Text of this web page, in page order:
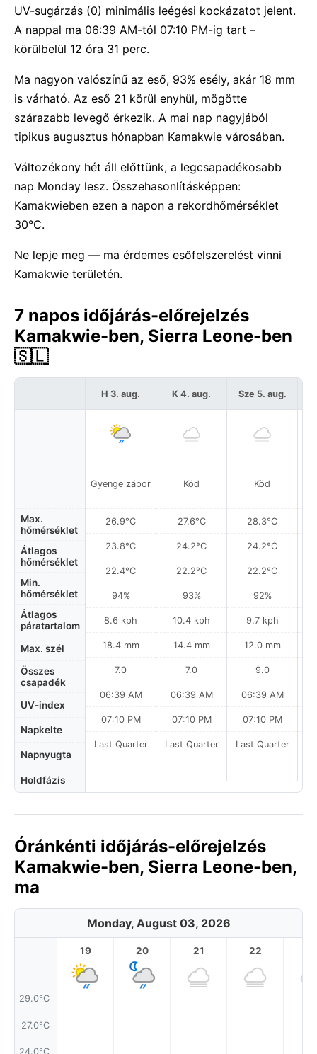
UV-sugárzás (0) minimális leégési kockázatot jelent.
A nappal ma 06:39 AM-tól 07:10 PM-ig tart –
körülbelül 12 óra 31 perc.
Ma nagyon valószínű az eső, 93% esély, akár 18 mm
is várható. Az eső 21 körül enyhül, mögötte
szárazabb levegő érkezik. A mai nap nagyjából
tipikus augusztus hónapban Kamakwie városában.
Változékony hét áll előttünk, a legcsapadékosabb
nap Monday lesz. Összehasonlításképpen:
Kamakwieben ezen a napon a rekordhőmérséklet
30°C.
Ne lepje meg — ma érdemes esőfelszerelést vinni
Kamakwie területén.
7 napos időjárás-előrejelzés
Kamakwie-ben, Sierra Leone-ben
🇸🇱
Max.
hőmérséklet
Átlagos
hőmérséklet
Min.
hőmérséklet
Átlagos
páratartalom
Max. szél
Összes
csapadék
UV-index
Napkelte
Napnyugta
Holdfázis
H 3. aug.
Gyenge zápor
26.9°C
23.8°C
22.4°C
94%
8.6 kph
18.4 mm
7.0
06:39 AM
07:10 PM
Last Quarter
K 4. aug.
Köd
27.6°C
24.2°C
22.2°C
93%
10.4 kph
14.4 mm
7.0
06:39 AM
07:10 PM
Last Quarter
Sze 5. aug.
Köd
28.3°C
24.2°C
22.2°C
92%
9.7 kph
12.0 mm
9.0
06:39 AM
07:10 PM
Last Quarter
Óránkénti időjárás-előrejelzés
Kamakwie-ben, Sierra Leone-ben,
ma
Monday, August 03, 2026
29.0°C
27.0°C
24.0°C
19 20 21 22